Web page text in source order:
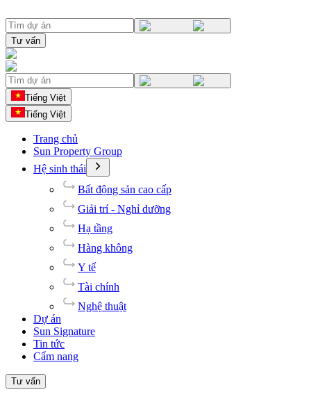
Tư vấn
Tiếng Việt
Tiếng Việt
Trang chủ
Sun Property Group
Hệ sinh thái
Bất động sản cao cấp
Giải trí - Nghỉ dưỡng
Hạ tầng
Hàng không
Y tế
Tài chính
Nghệ thuật
Dự án
Sun Signature
Tin tức
Cẩm nang
Tư vấn